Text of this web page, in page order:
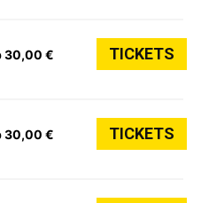
30,00 € TICKETS
30,00 € TICKETS